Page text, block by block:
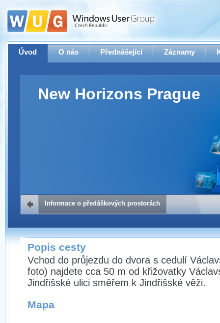
Úvod O nás Přednášející Záznamy
New Horizons Prague
Informace o předáškových prostorách
Popis cesty
Vchod do průjezdu do dvora s cedulí
foto) najdete cca 50 m od křižovatky
Jindřišské ulici směřem k Jindřišské věži.
Mapa